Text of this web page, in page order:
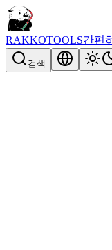
RAKKOTOOLS간편
검색